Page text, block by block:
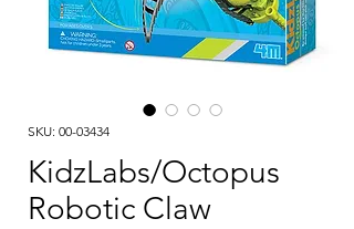
SKU: 00-03434
KidzLabs/Octopus
Robotic Claw